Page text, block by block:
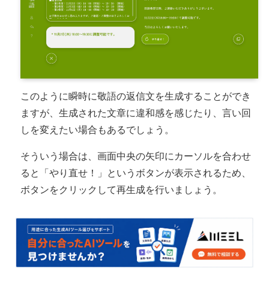
このように瞬時に敬語の返信文を生成することができ
ますが、生成された文章に違和感を感じたり、言い回
しを変えたい場合もあるでしょう。
そういう場合は、画面中央の矢印にカーソルを合わせ
ると「やり直せ！」というボタンが表示されるため、
ボタンをクリックして再生成を行いましょう。